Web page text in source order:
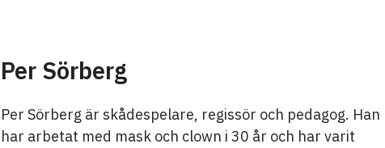
Per Sörberg
Per Sörberg är skådespelare, regissör och pedagog. Han
har arbetat med mask och clown i 30 år och har varit